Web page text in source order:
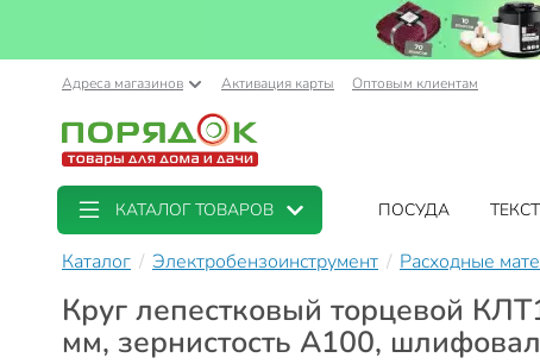
Адреса магазинов Активация карты Оптовым клиентам
КАТАЛОГ ТОВАРОВ ПОСУДА
Каталог Электробензоинструмент Расходные
Круг лепестковый торцевой
мм, зернистость A100,